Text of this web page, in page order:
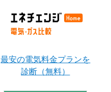
最安の電気料金プランを
診断（無料）